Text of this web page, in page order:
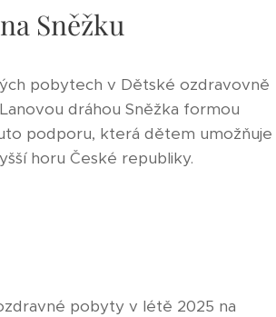
Sněžku
pobytech v Dětské ozdravovně
dráhou Sněžka formou
podporu, která dětem umožňuje
horu České republiky.
pobyty v létě 2025 na